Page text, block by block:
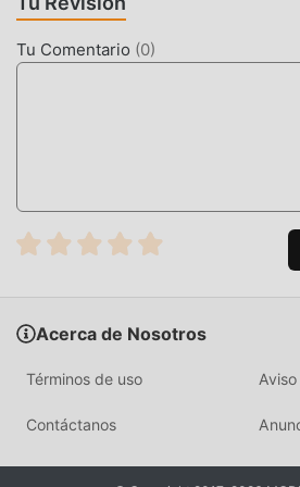
disfrutar de la comodidad que brinda
paquete de instalación de moddroid
más aplicaciones de mod
jugar, que esperas, descárgalo ya!
Tu Comentario (0)
Acerca de Nosotros
Términos de uso
Contáctanos